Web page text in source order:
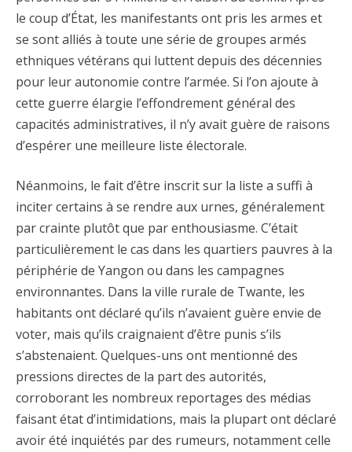
le coup d’État, les manifestants ont pris les armes et
se sont alliés à toute une série de groupes armés
ethniques vétérans qui luttent depuis des décennies
pour leur autonomie contre l’armée. Si l’on ajoute à
cette guerre élargie l’effondrement général des
capacités administratives, il n’y avait guère de raisons
d’espérer une meilleure liste électorale.
Néanmoins, le fait d’être inscrit sur la liste a suffi à
inciter certains à se rendre aux urnes, généralement
par crainte plutôt que par enthousiasme. C’était
particulièrement le cas dans les quartiers pauvres à la
périphérie de Yangon ou dans les campagnes
environnantes. Dans la ville rurale de Twante, les
habitants ont déclaré qu’ils n’avaient guère envie de
voter, mais qu’ils craignaient d’être punis s’ils
s’abstenaient. Quelques-uns ont mentionné des
pressions directes de la part des autorités,
corroborant les nombreux reportages des médias
faisant état d’intimidations, mais la plupart ont déclaré
avoir été inquiétés par des rumeurs, notamment celle